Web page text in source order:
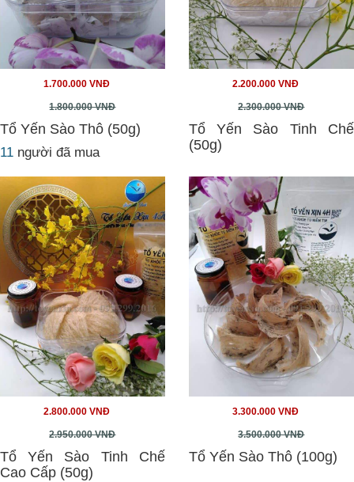
1.700.000 VNĐ
1.800.000 VNĐ
Tổ Yến Sào Thô (50g)
11 người đã mua
2.200.000 VNĐ
2.300.000 VNĐ
Tổ Yến Sào Tinh Chế
(50g)
2.800.000 VNĐ
2.950.000 VNĐ
Tổ Yến Sào Tinh Chế
Cao Cấp (50g)
3.300.000 VNĐ
3.500.000 VNĐ
Tổ Yến Sào Thô (100g)